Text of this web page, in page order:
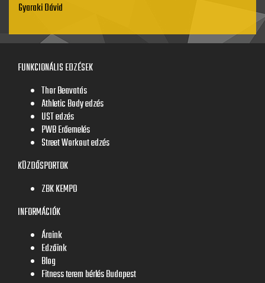
Gyaraki Dávid
FUNKCIONÁLIS EDZÉSEK
Thor Beavatás
Athletic Body edzés
UST edzés
PWB Erőemelés
Street Workout edzés
KÜZDŐSPORTOK
ZBK KEMPO
INFORMÁCIÓK
Áraink
Edzőink
Blog
Fitness terem bérlés Budapest